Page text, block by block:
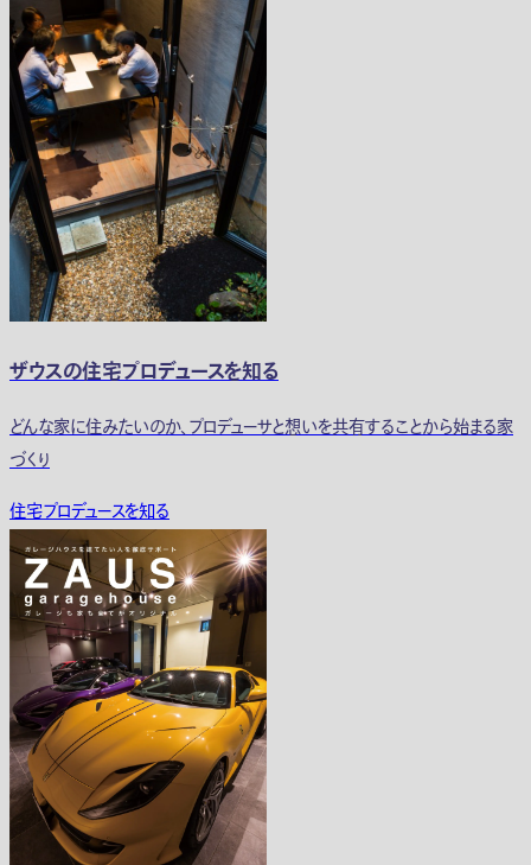
ザウスの住宅プロデュースを知る
どんな家に住みたいのか、プロデューサと想いを共有することから始まる家
づくり
住宅プロデュースを知る